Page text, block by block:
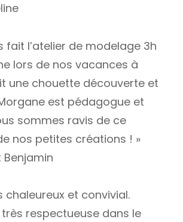
fait l’atelier de modelage 3h
lors de nos vacances à
une chouette découverte et
est pédagogue et
sommes ravis de ce
nos petites créations ! »
Benjamin
chaleureux et convivial.
respectueuse dans le